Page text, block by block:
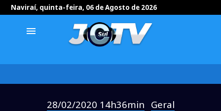
Naviraí, quinta-feira, 06 de Agosto de 2026
menu
28/02/2020 14h36min Geral